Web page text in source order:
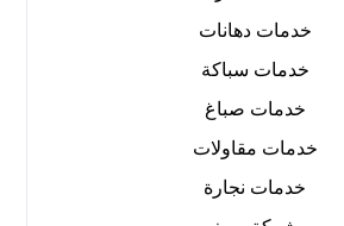
خدمات دهانات
خدمات سباكة
خدمات صباغ
خدمات مقاولات
خدمات نجارة